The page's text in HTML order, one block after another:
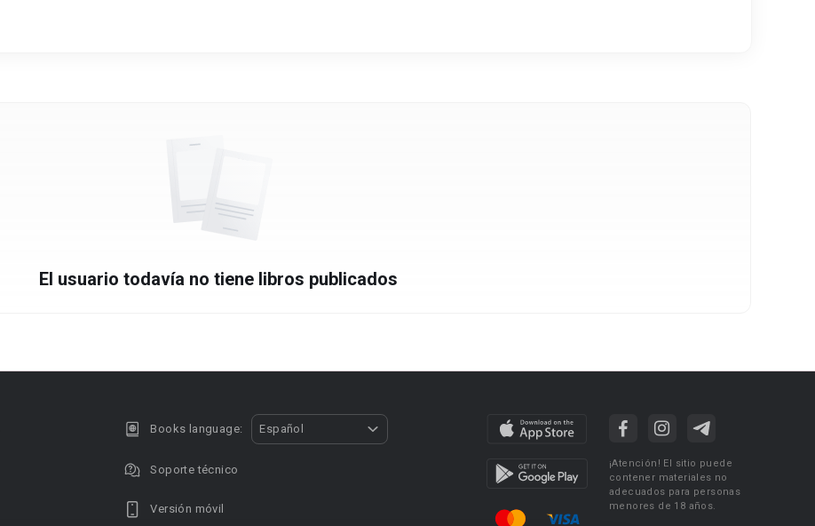
El usuario todavía no tiene libros publicados
Books language: Español
Soporte técnico
Versión móvil
¡Atención! El sitio puede
contener materiales no
adecuados para personas
menores de 18 años.